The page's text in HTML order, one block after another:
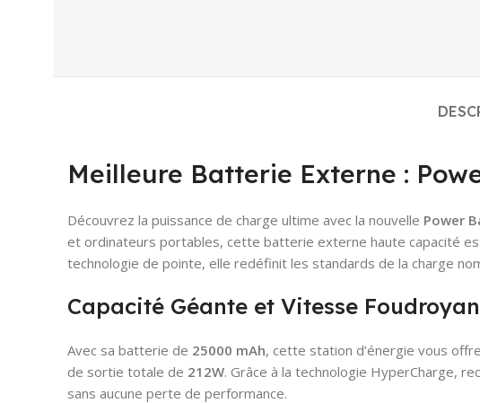
Meilleure Batterie Externe :
Découvrez la puissance de charge ultime avec la nouvelle Power
et ordinateurs portables, cette batterie externe haute capacité
technologie de pointe, elle redéfinit les standards de la charge
Capacité Géante et Vitesse
Avec sa batterie de 25000 mAh, cette station d’énergie vous
de sortie totale de 212W. Grâce à la technologie HyperCharge,
sans aucune perte de performance.